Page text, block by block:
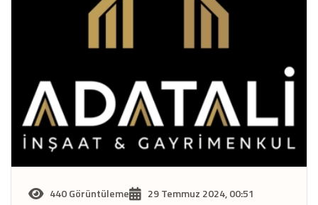
440 Görüntüleme 29 Temmuz 2024, 00:51